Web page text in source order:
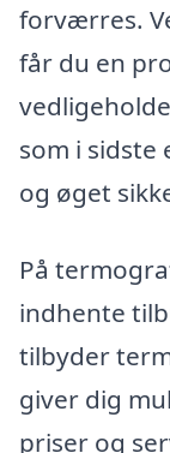
forværres.
får du en
som i sidste
og øget
På
indhente
tilbyder
giver dig
priser og